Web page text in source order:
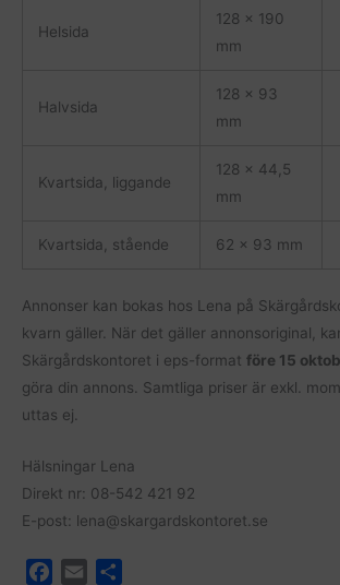
Helsida
128 x 190
mm
Halvsida
128 x 93
mm
Kvartsida, liggande
128 x 44,5
mm
Kvartsida, stående 62 x 93 mm
Annonser kan bokas hos Lena på
kvarn gäller. När det gäller annonsoriginal,
Skärgårdskontoret i eps-format före 15
göra din annons. Samtliga priser är exkl.
uttas ej.
Hälsningar Lena
Direkt nr: 08-542 421 92
E-post: lena@skargardskontoret.se